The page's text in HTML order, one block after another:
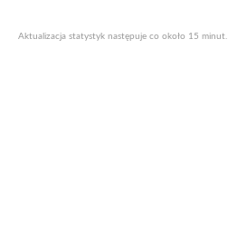
Aktualizacja statystyk następuje co około 15 minut.